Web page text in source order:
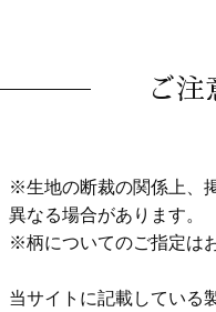
ご注
※生地の断裁の関係上、
異なる場合があります。
※柄についてのご指定は
当サイトに記載している